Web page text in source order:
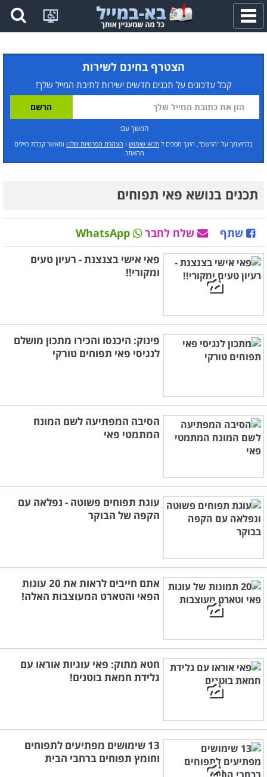
פתח
תפריט
הצטרף בחינם לשירות
קבל עדכונים על תכנים חדשים ישירות לתיבת המייל שלך!
המשך עם:
בלחיצתך על "הרשם", הינך מסכים ל תנאי שימוש ו הצהרת הפרטיות שלנו ומאשר קבלת מיילים
מהאתר.
תכנים בנושא פאי תפוחים
שתף שלח לחבר WhatsApp
פאי אישי בצנצנת - רעיון טעים
ומקורי!!
פינוק: היכנסו והכירו מתכון מושלם
לנגיסי פאי תפוחים טורקי
הסיבה המפתיעה לשם המונח
המתמטי פאי
עוגת תפוחים פשוטה - נפלאה עם
הקפה של הבוקר
אתם חייבים לראות את 20 עוגות
הפאי והטארט המעוצבות האלה!
חטא מתוק: פאי עוגיות אוראו עם
גלידת חמאת בוטנים!
13 שימושים מפתיעים לתפוחים
וחומץ תפוחים ברחבי הבית